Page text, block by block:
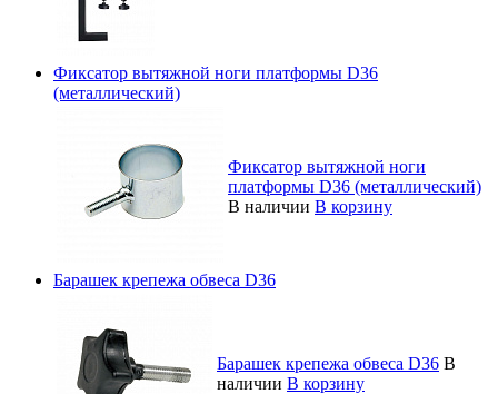
Фиксатор вытяжной ноги платформы D36
(металлический)
Фиксатор вытяжной ноги
платформы D36 (металлический)
В наличии В корзину
Барашек крепежа обвеса D36
Барашек крепежа обвеса D36 В
наличии В корзину